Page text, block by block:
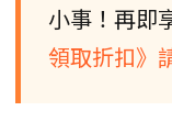
小事！再即
領取折扣》